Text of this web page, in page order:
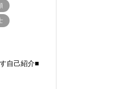
自己紹介■